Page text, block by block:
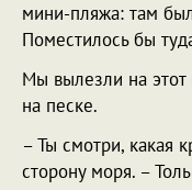
мини-пляжа: там
Поместилось бы
Мы вылезли на этот
на песке.
– Ты смотри, какая
сторону моря. –